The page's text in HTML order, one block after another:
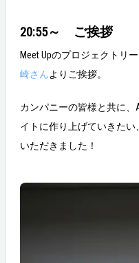
20:55～ ご挨拶
Meet Upのプロジェクトリ
崎さんよりご挨拶。
カンパニーの皆様と共に、
イトに作り上げていきた
いただきました！